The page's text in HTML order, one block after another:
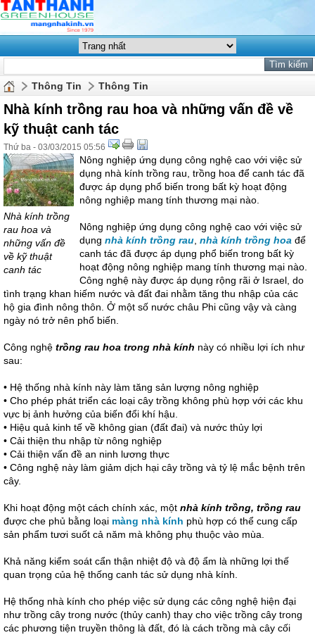
Thông Tin Thông Tin
Nhà kính trồng rau hoa và những vấn đề về
kỹ thuật canh tác
Thứ ba - 03/03/2015 05:56
Nhà kính trồng
rau hoa và
những vấn đề
về kỹ thuật
canh tác
Nông nghiệp ứng dụng công nghệ cao với việc sử
dụng nhà kính trồng rau, trồng hoa để canh tác đã
được áp dụng phổ biến trong bất kỳ hoạt động
nông nghiệp mang tính thương mại nào.
Nông nghiệp ứng dụng công nghệ cao với việc sử
dụng nhà kính trồng rau nhà kính trồng hoa để
canh tác đã được áp dụng phổ biến trong bất kỳ
hoạt động nông nghiệp mang tính thương mại nào.
Công nghệ này được áp dụng rộng rãi ở Israel, do
tình trạng khan hiếm nước và đất đai nhằm tăng thu nhập của các
hộ gia đình nông thôn. Ở một số nước châu Phi cũng vậy và càng
ngày nó trở nên phổ biến.
Công nghệ trồng rau hoa trong nhà kính này có nhiều lợi ích như
sau:
• Hệ thống nhà kính này làm tăng sản lượng nông nghiệp
• Cho phép phát triển các loại cây trồng không phù hợp với các khu
vực bị ảnh hưởng của biến đổi khí hậu.
• Hiệu quả kinh tế về không gian (đất đai) và nước thủy lợi
• Cải thiện thu nhập từ nông nghiệp
• Cải thiện vấn đề an ninh lương thực
• Công nghệ này làm giảm dịch hại cây trồng và tỷ lệ mắc bệnh trên
cây.
Khi hoạt động một cách chính xác, một nhà kính trồng, trồng rau
được che phủ bằng loại màng nhà kính phù hợp có thể cung cấp
sản phẩm tươi suốt cả năm mà không phụ thuộc vào mùa.
Khả năng kiểm soát cẩn thận nhiệt độ và độ ẩm là những lợi thế
quan trọng của hệ thống canh tác sử dụng nhà kính.
Hệ thống nhà kính cho phép việc sử dụng các công nghệ hiện đại
như trồng cây trong nước (thủy canh) thay cho việc trồng cây trong
các phương tiện truyền thông là đất, đó là cách trồng mà cây cối